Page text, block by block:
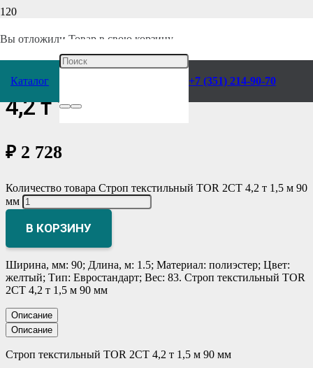
Вы отложили Товар в свою корзину.
Каталог +7 (351) 214-90-70
комплектующие/Стропы текстильные/
Строп текстильный TOR 2СТ
4,2 т 1,5 м 90 мм
₽ 2 728
Количество товара Строп текстильный TOR 2СТ 4,2 т 1,5 м 90
мм
В КОРЗИНУ
Ширина, мм: 90; Длина, м: 1.5; Материал: полиэстер; Цвет:
желтый; Тип: Евростандарт; Вес: 83. Строп текстильный TOR
2СТ 4,2 т 1,5 м 90 мм
Описание
Описание
Строп текстильный TOR 2СТ 4,2 т 1,5 м 90 мм